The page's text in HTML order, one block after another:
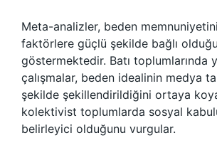
Meta-analizler, beden
faktörlere güçlü şekilde bağlı
göstermektedir. Batı toplumlarında
çalışmalar, beden idealinin medya
şekilde şekillendirildiğini ortaya
kolektivist toplumlarda sosyal
belirleyici olduğunu vurgular.